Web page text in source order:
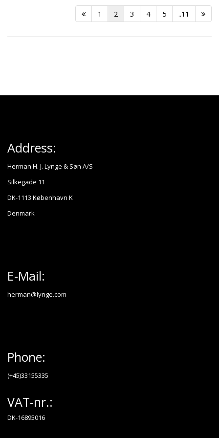
1 2 3 4 5 ..11
Address:
Herman H. J. Lynge & Søn A/S
Silkegade 11
DK-1113 København K
Denmark
E-Mail:
herman@lynge.com
Phone:
(+45)33155335
VAT-nr.:
DK-16895016